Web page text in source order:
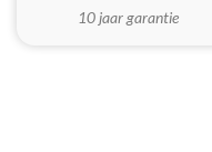
10 jaar garantie